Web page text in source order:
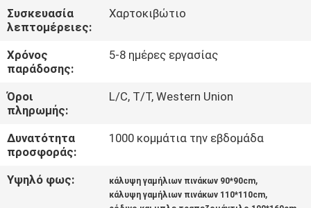
ΣΕ
ΕΠΑΦΉ
ΜΕ
ΕΙΔΉΣΕΙΣ
ΖΗΤΉΣΤΕ
ΈΝΑ
ΑΠΌΣΠΑΣΜΑ
Συσκευασία
λεπτομέρειες:
Χαρτοκιβώτιο
Χρόνος
παράδοσης:
5-8 ημέρες εργασίας
Όροι
πληρωμής:
L/C, T/T, Western Union
Δυνατότητα
προσφοράς:
1000 κομμάτια την εβδομάδα
Υψηλό φως: κάλυψη γαμήλιων πινάκων 90*90cm,
κάλυψη γαμήλιων πινάκων 110*110cm,